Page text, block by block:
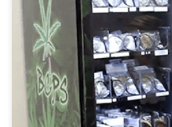
Po zdekryminalizowaniu
nowe plany na to, jak
Jamajka będzie
miejscach jak porty lotnicze,
mogli ją zakupić razu po
Dekryminalizacja
posiadanie przy sobie […]